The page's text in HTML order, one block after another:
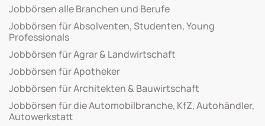
Jobbörsen alle Branchen und Berufe
Jobbörsen für Absolventen, Studenten, Young
Professionals
Jobbörsen für Agrar & Landwirtschaft
Jobbörsen für Apotheker
Jobbörsen für Architekten & Bauwirtschaft
Jobbörsen für die Automobilbranche, KfZ, Autohändler,
Autowerkstatt